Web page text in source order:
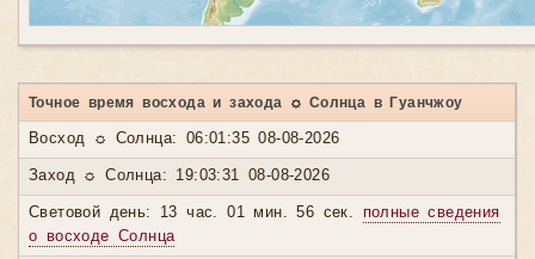
Точное время восхода и захода ☼ Солнца в Гуанчжоу
Восход ☼ Солнца: 06:01:35 08-08-2026
Заход ☼ Солнца: 19:03:31 08-08-2026
Световой день: 13 час. 01 мин. 56 сек. полные сведения
о восходе Солнца